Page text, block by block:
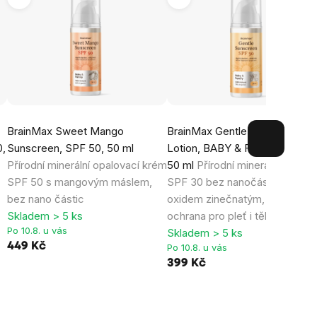
BrainMax Sweet Mango
Sunscreen, SPF 50, 50 ml
Přírodní minerální opalovací krém
SPF 50 s mangovým máslem,
bez nano částic
Skladem > 5 ks
Po 10.8. u vás
449 Kč
BrainMax Gentle Sunscreen
Lotion, BABY & FAMILY, SPF
50 ml Přírodní minerální krém
SPF 30 bez nanočástic s
oxidem zinečnatým, UVA/UVB
ochrana pro pleť i tělo
Skladem > 5 ks
Po 10.8. u vás
399 Kč